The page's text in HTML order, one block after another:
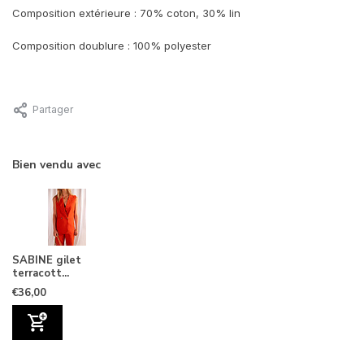
Composition extérieure : 70% coton, 30% lin
Composition doublure : 100% polyester
Partager
Bien vendu avec
SABINE gilet
terracott...
€36,00